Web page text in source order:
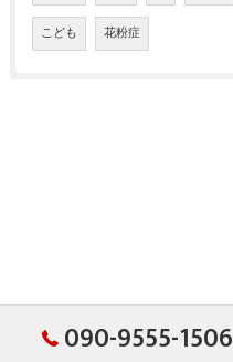
こども 花粉症
090-9555-1506